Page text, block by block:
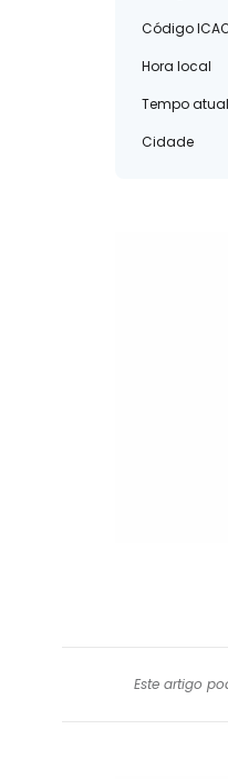
Código
Hora local
Tempo atual
Cidade
Este artigo